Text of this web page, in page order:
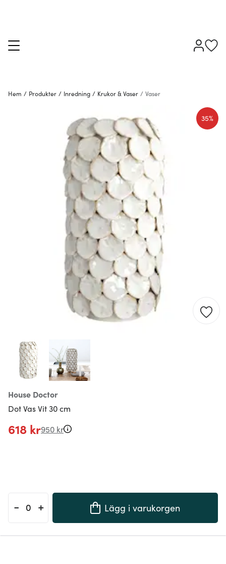
Hem / Produkter / Inredning / Krukor & Vaser / Vaser
House Doctor
Dot Vas Vit 30 cm
35%
618 kr950 kr
- + Lägg i varukorgen